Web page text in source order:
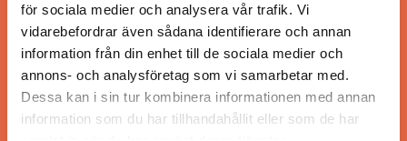
för sociala medier och analysera vår trafik. Vi
vidarebefordrar även sådana identifierare och annan
information från din enhet till de sociala medier och
annons- och analysföretag som vi samarbetar med.
Dessa kan i sin tur kombinera informationen med annan
information som du har tillhandahållit eller som de har
ANSVARIG UTGIVARE
Jonas Siljhammar
UPPHOVSRÄTT